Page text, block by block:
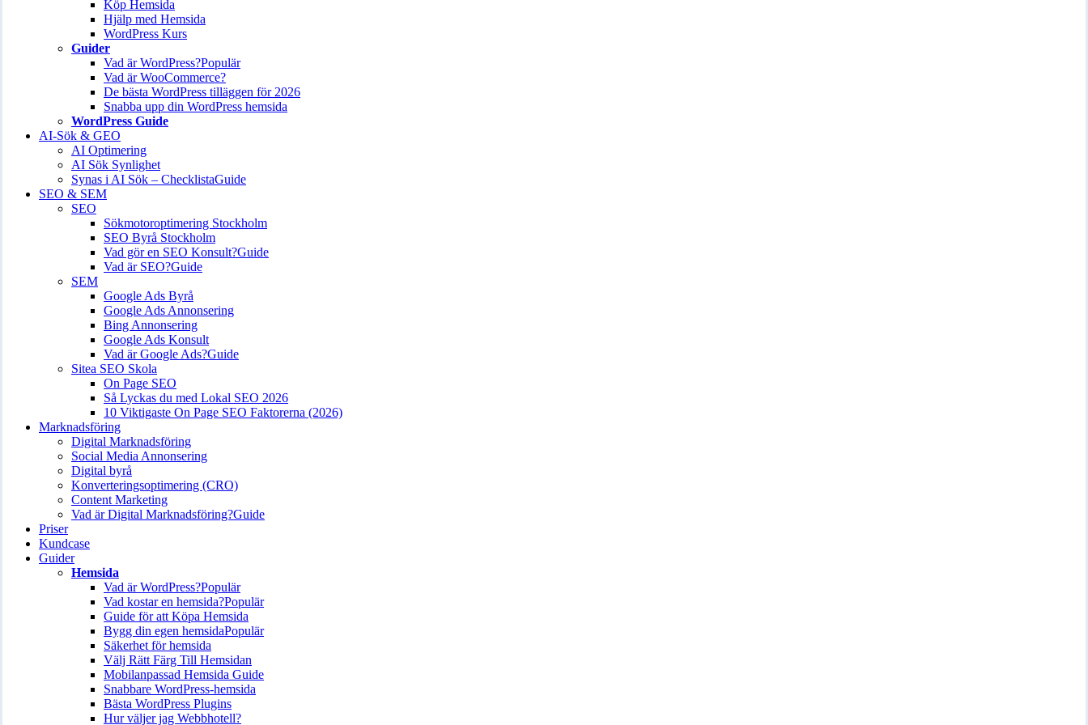
Köp Hemsida
Hjälp med Hemsida
WordPress Kurs
Guider
Vad är WordPress?Populär
Vad är WooCommerce?
De bästa WordPress tilläggen för 2026
Snabba upp din WordPress hemsida
WordPress Guide
AI-Sök & GEO
AI Optimering
AI Sök Synlighet
Synas i AI Sök – ChecklistaGuide
SEO & SEM
SEO
Sökmotoroptimering Stockholm
SEO Byrå Stockholm
Vad gör en SEO Konsult?Guide
Vad är SEO?Guide
SEM
Google Ads Byrå
Google Ads Annonsering
Bing Annonsering
Google Ads Konsult
Vad är Google Ads?Guide
Sitea SEO Skola
On Page SEO
Så Lyckas du med Lokal SEO 2026
10 Viktigaste On Page SEO Faktorerna (2026)
Marknadsföring
Digital Marknadsföring
Social Media Annonsering
Digital byrå
Konverteringsoptimering (CRO)
Content Marketing
Vad är Digital Marknadsföring?Guide
Priser
Kundcase
Guider
Hemsida
Vad är WordPress?Populär
Vad kostar en hemsida?Populär
Guide för att Köpa Hemsida
Bygg din egen hemsidaPopulär
Säkerhet för hemsida
Välj Rätt Färg Till Hemsidan
Mobilanpassad Hemsida Guide
Snabbare WordPress-hemsida
Bästa WordPress Plugins
Hur väljer jag Webbhotell?